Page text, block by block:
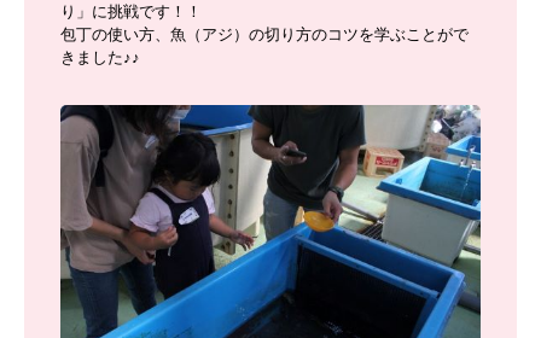
り」に挑戦です！！
包丁の使い方、魚（アジ）の切り方のコツを学ぶことがで
きました♪♪